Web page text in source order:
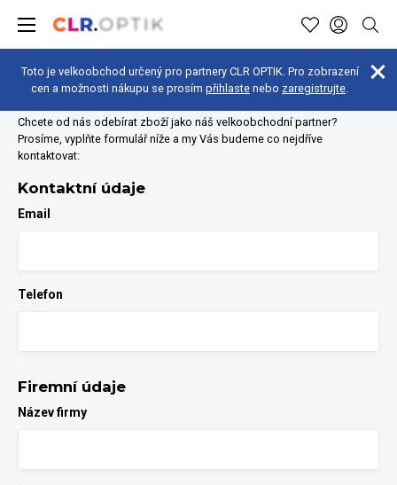
Toto je velkoobchod určený pro partnery CLR OPTIK. Pro zobrazení
cen a možnosti nákupu se prosím přihlaste nebo zaregistrujte.
Registrace partnera
Chcete od nás odebírat zboží jako náš velkoobchodní partner?
Prosíme, vyplňte formulář níže a my Vás budeme co nejdříve
kontaktovat:
Kontaktní údaje
Email
Telefon
Firemní údaje
Název firmy